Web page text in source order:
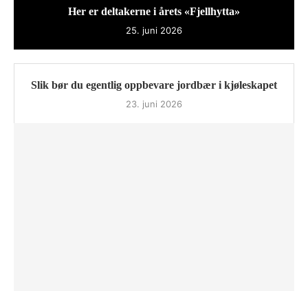
Her er deltakerne i årets «Fjellhytta»
25. juni 2026
Slik bør du egentlig oppbevare jordbær i kjøleskapet
23. juni 2026